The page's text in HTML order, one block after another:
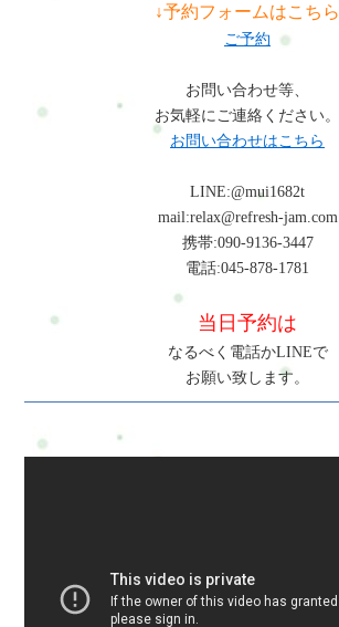
↓予約フォームはこちら
ご予約
お問い合わせ等、
お気軽にご連絡ください。
お問い合わせはこちら
LINE:@mui1682t
mail:relax@refresh-jam.com
携帯:090-9136-3447
電話:045-878-1781
当日予約は
なるべく電話かLINEで
お願い致します。